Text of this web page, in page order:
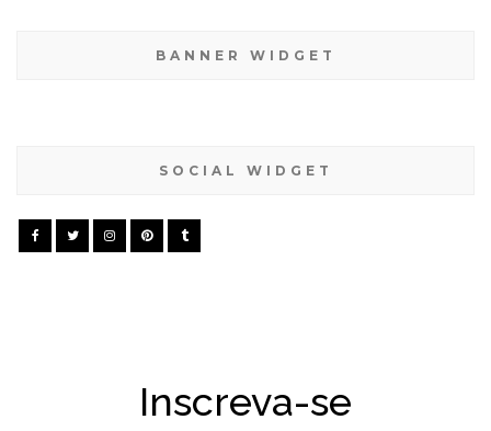
BANNER WIDGET
SOCIAL WIDGET
Inscreva-se